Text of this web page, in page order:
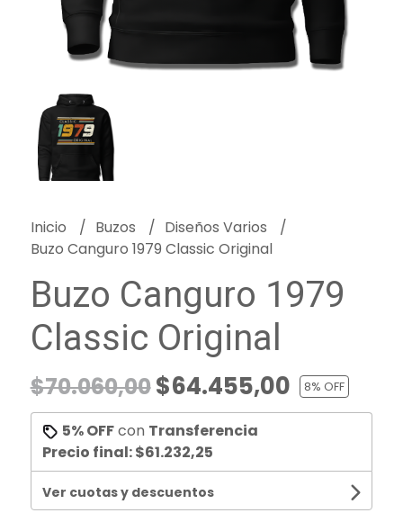
Inicio Buzos
Diseños Varios
Buzo Canguro 1979 Classic Original
Buzo Canguro 1979
Classic Original
$70.060,00$64.455,00 8% OFF
5% OFFcon Transferencia
Precio final:$61.232,25
Ver cuotas y descuentos